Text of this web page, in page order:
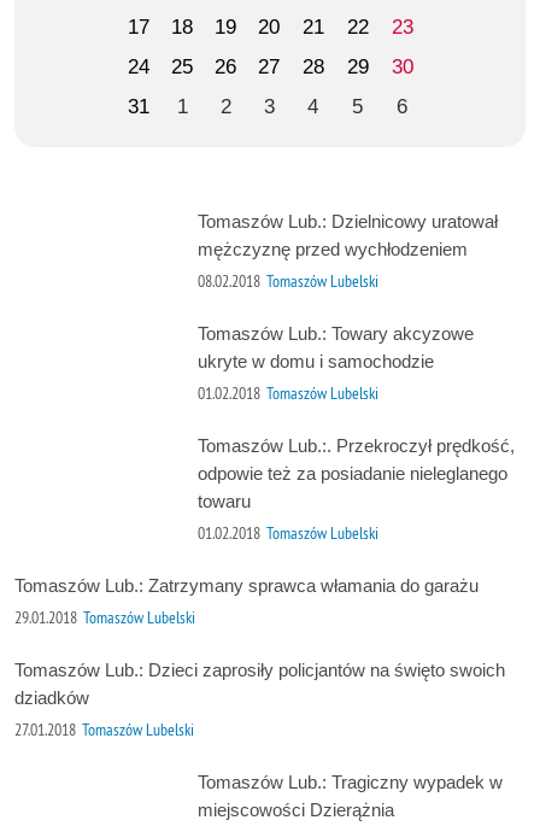
17
18 19 20 21 22
23
24
25 26 27 28 29
30
31
1 2 3 4 5 6
Tomaszów Lub.: Dzielnicowy uratował
mężczyznę przed wychłodzeniem
08.02.2018 Tomaszów Lubelski
Tomaszów Lub.: Towary akcyzowe
ukryte w domu i samochodzie
01.02.2018 Tomaszów Lubelski
Tomaszów Lub.:. Przekroczył prędkość,
odpowie też za posiadanie nieleglanego
towaru
01.02.2018 Tomaszów Lubelski
Tomaszów Lub.: Zatrzymany sprawca włamania do garażu
29.01.2018 Tomaszów Lubelski
Tomaszów Lub.: Dzieci zaprosiły policjantów na święto swoich
dziadków
27.01.2018 Tomaszów Lubelski
Tomaszów Lub.: Tragiczny wypadek w
miejscowości Dzierążnia